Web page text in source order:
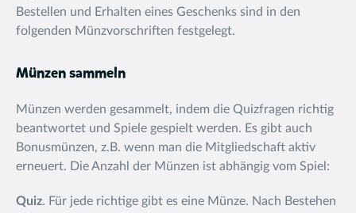
Bestellen und Erhalten eines Geschenks sind in den
folgenden Münzvorschriften festgelegt.
Münzen sammeln
Münzen werden gesammelt, indem die Quizfragen richtig
beantwortet und Spiele gespielt werden. Es gibt auch
Bonusmünzen, z.B. wenn man die Mitgliedschaft aktiv
erneuert. Die Anzahl der Münzen ist abhängig vom Spiel:
Quiz. Für jede richtige gibt es eine Münze. Nach Bestehen